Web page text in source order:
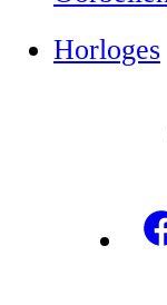
Horloges